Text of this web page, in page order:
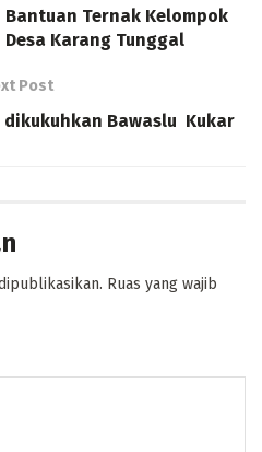
Ternak Kelompok
Karang Tunggal
Post
dikukuhkan Bawaslu Kukar
Ruas yang wajib